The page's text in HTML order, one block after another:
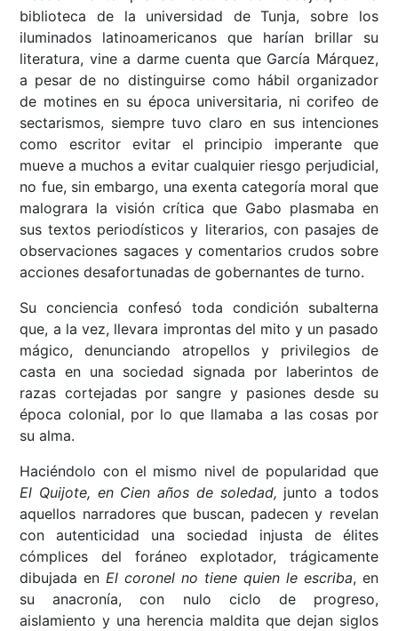
biblioteca de la universidad de Tunja, sobre los
iluminados latinoamericanos que harían brillar su
literatura, vine a darme cuenta que García Márquez,
a pesar de no distinguirse como hábil organizador
de motines en su época universitaria, ni corifeo de
sectarismos, siempre tuvo claro en sus intenciones
como escritor evitar el principio imperante que
mueve a muchos a evitar cualquier riesgo perjudicial,
no fue, sin embargo, una exenta categoría moral que
malograra la visión crítica que Gabo plasmaba en
sus textos periodísticos y literarios, con pasajes de
observaciones sagaces y comentarios crudos sobre
acciones desafortunadas de gobernantes de turno.
Su conciencia confesó toda condición subalterna
que, a la vez, llevara improntas del mito y un pasado
mágico, denunciando atropellos y privilegios de
casta en una sociedad signada por laberintos de
razas cortejadas por sangre y pasiones desde su
época colonial, por lo que llamaba a las cosas por
su alma.
Haciéndolo con el mismo nivel de popularidad que
El Quijote, en Cien años de soledad, junto a todos
aquellos narradores que buscan, padecen y revelan
con autenticidad una sociedad injusta de élites
cómplices del foráneo explotador, trágicamente
dibujada en El coronel no tiene quien le escriba, en
su anacronía, con nulo ciclo de progreso,
aislamiento y una herencia maldita que dejan siglos